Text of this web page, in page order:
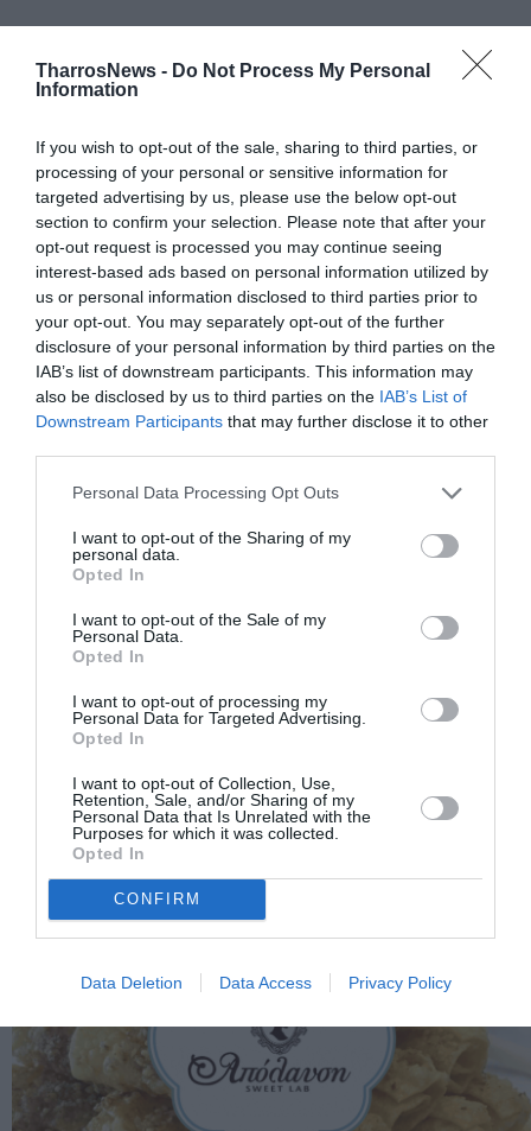
TharrosNews - Do Not Process My Personal
Information
If you wish to opt-out of the sale, sharing to third parties, or
processing of your personal or sensitive information for
targeted advertising by us, please use the below opt-out
section to confirm your selection. Please note that after your
opt-out request is processed you may continue seeing
interest-based ads based on personal information utilized by
us or personal information disclosed to third parties prior to
your opt-out. You may separately opt-out of the further
disclosure of your personal information by third parties on the
IAB’s list of downstream participants. This information may
also be disclosed by us to third parties on the IAB’s List of
Downstream Participants that may further disclose it to other
Personal Data Processing Opt Outs
I want to opt-out of the Sharing of my
personal data.
Opted In
I want to opt-out of the Sale of my
Personal Data.
Opted In
I want to opt-out of processing my
Personal Data for Targeted Advertising.
Opted In
I want to opt-out of Collection, Use,
Retention, Sale, and/or Sharing of my
Personal Data that Is Unrelated with the
Purposes for which it was collected.
Opted In
CONFIRM
Data Deletion Data Access Privacy Policy
Τέλος, θα πρέπει να αναφερθεί ότι την αρνητική τους
άλλα πολιτικά κόμματα και αυτοδιοικητικοί φορείς.
Facebook Twitter